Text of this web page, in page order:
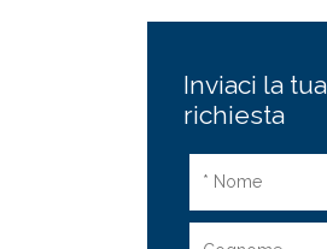
Inviaci la tua
richiesta